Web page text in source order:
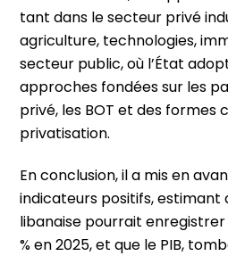
tant dans le secteur privé
agriculture, technologies,
secteur public, où l’État
approches fondées sur les
privé, les BOT et des formes
privatisation.
En conclusion, il a mis en
indicateurs positifs, estimant
libanaise pourrait
% en 2025, et que le PIB,